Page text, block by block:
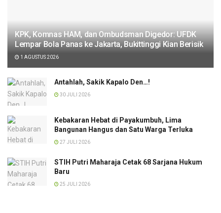
KPK, Komnas HAM, dan Ombudsman Digedor: UFDK
Lempar Bola Panas ke Jakarta, Bukittinggi Kian Berisik
1 AGUSTUS 2026
Antahlah, Sakik Kapalo Den…!
30 JULI 2026
Kebakaran Hebat di Payakumbuh, Lima
Bangunan Hangus dan Satu Warga Terluka
27 JULI 2026
STIH Putri Maharaja Cetak 68 Sarjana Hukum
Baru
25 JULI 2026